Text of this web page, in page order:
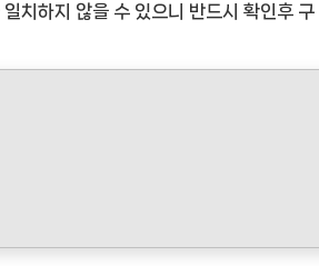
치하지 않을 수 있으니 반드시 확인후 구